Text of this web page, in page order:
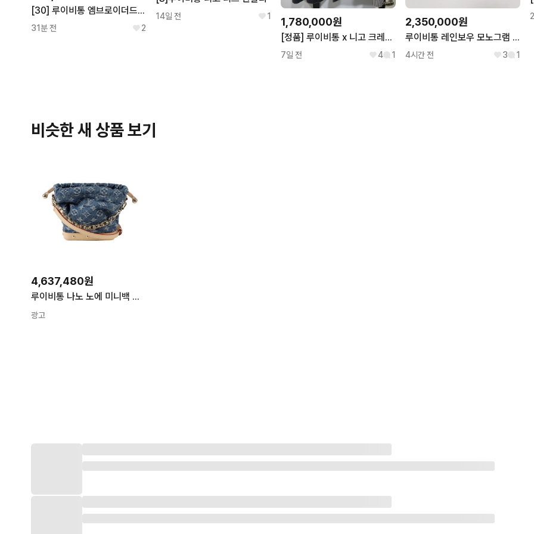
[30] 루이비통 엠브로이더드 다미에 데님 쇼츠 1AFVO5
31분 전 2
14일 전 1 1,780,000원
[정품] 루이비통 x 니고 크레이지 모노그램 데님 워크웨어 자켓 블랙
7일 전 4 1
2,350,000원
루이비통 레인보우 모노그램 데님 팬츠 반바지
4시간 전 3 1
비슷한 새 상품 보기
4,637,480원
루이비통 나노 노에 미니백 모노그램 데님 M83043 가방 여성용 Monogram Denim 144151871
광고